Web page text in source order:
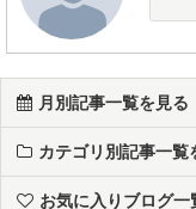
月別記事一覧を見る
カテゴリ別記事一覧
お気に入りブログ一